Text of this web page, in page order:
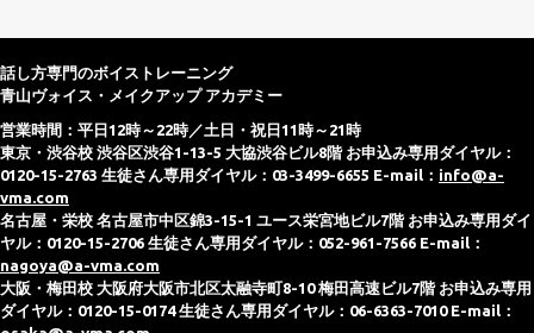
話し方専門のボイストレーニング
青山ヴォイス・メイクアップ アカデミー
営業時間：平日12時～22時／土日・祝日11時～21時
東京・渋谷校 渋谷区渋谷1-13-5 大協渋谷ビル8階 お申込み専用ダイヤル：
0120-15-2763 生徒さん専用ダイヤル：03-3499-6655 E-mail： info@a-
vma.com
名古屋・栄校 名古屋市中区錦3-15-1 ユース栄宮地ビル7階 お申込み専用ダイ
ヤル：0120-15-2706 生徒さん専用ダイヤル：052-961-7566 E-mail：
nagoya@a-vma.com
大阪・梅田校 大阪府大阪市北区太融寺町8-10 梅田高速ビル7階 お申込み専用
ダイヤル：0120-15-0174 生徒さん専用ダイヤル：06-6363-7010 E-mail：